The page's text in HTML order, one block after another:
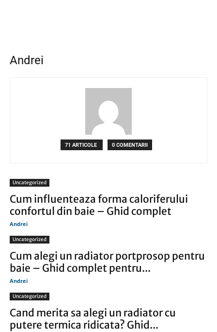
Andrei
71 ARTICOLE 0 COMENTARII
Uncategorized
Cum influenteaza forma caloriferului
confortul din baie – Ghid complet
Andrei
Uncategorized
Cum alegi un radiator portprosop pentru
baie – Ghid complet pentru...
Andrei
Uncategorized
Cand merita sa alegi un radiator cu
putere termica ridicata? Ghid...